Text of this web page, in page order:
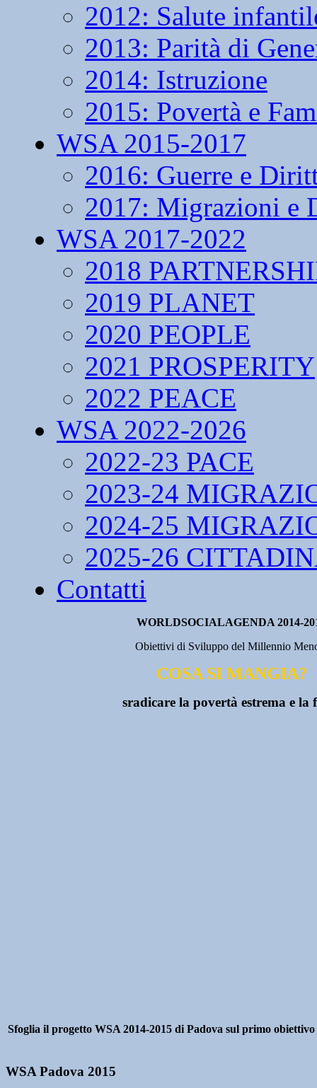
2012: Salute
2013: Parità di
2014: Istruzione
2015: Povertà e
WSA 2015-2017
2016: Guerre e
2017: Migrazioni e
WSA 2017-2022
2018
2019 PLANET
2020 PEOPLE
2021 PROSPERITY
2022 PEACE
WSA 2022-2026
2022-23 PACE
2023-24
2024-25
2025-26
Contatti
WORLDSOCIALAGENDA 2014-
Obiettivi di Sviluppo del Millennio
COSA SI MANGIA?
sradicare la povertà estrema e la
Sfoglia il progetto WSA 2014-2015 di Padova sul primo
WSA Padova 2015